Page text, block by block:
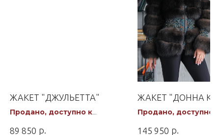
ЖАКЕТ "ДЖУЛЬЕТТА"
Продано, доступно к
89 850 р.
ЖАКЕТ "ДОННА
Продано, доступно к
145 950 р.